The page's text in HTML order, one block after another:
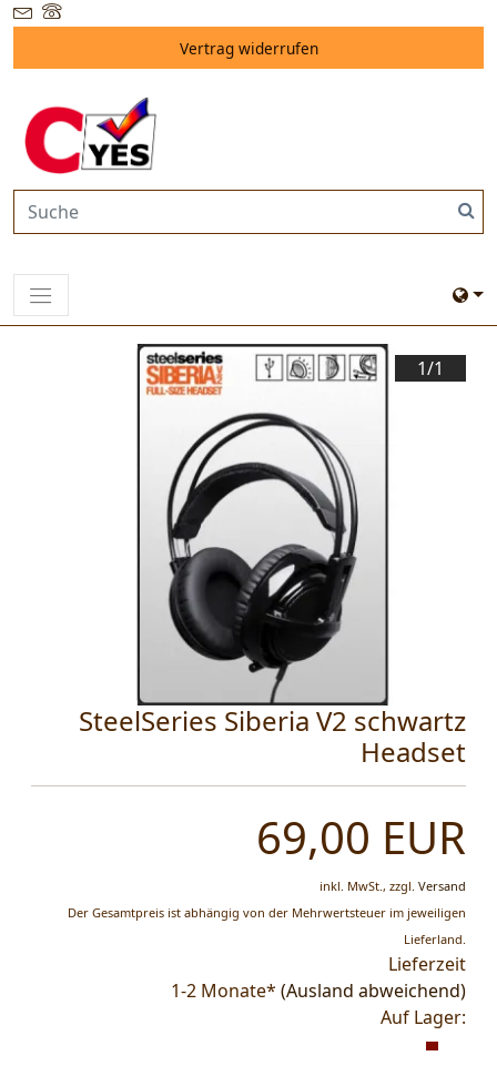
Vertrag widerrufen
1/1
SteelSeries Siberia V2 schwartz
Headset
69,00 EUR
inkl. MwSt., zzgl. Versand
Der Gesamtpreis ist abhängig von der Mehrwertsteuer im jeweiligen
Lieferland.
Lieferzeit
1-2 Monate* (Ausland abweichend)
Auf Lager: